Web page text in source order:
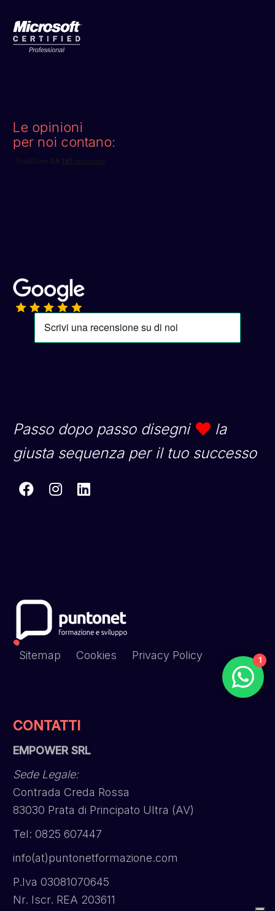
Le opinioni
per noi contano:
Passo dopo passo disegni
la
giusta sequenza per il tuo successo
Sitemap Cookies Privacy Policy
CONTATTI
EMPOWER SRL
Sede Legale:
Contrada Creda Rossa
83030 Prata di Principato Ultra (AV)
Tel: 0825 607447
info(at)puntonetformazione.com
P.Iva 03081070645
Nr. Iscr. REA 203611
1